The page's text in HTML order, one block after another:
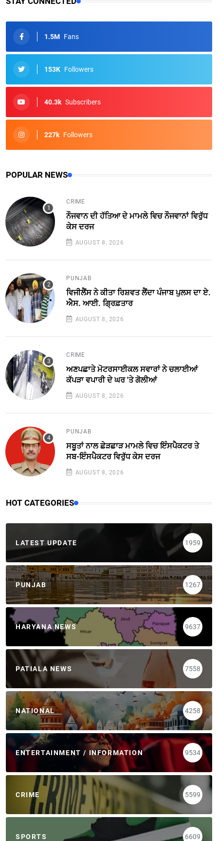
1.5M Fans
153K Followers
40.3k Subscribers
227k Followers
POPULAR NEWS
CRIME
ਨੌਜਵਾਨ ਦੀ ਹੱਤਿਆ ਦੇ ਮਾਮਲੇ ਵਿਚ ਨੌਜਵਾਨਾਂ ਵਿਰੁੱਧ
ਕੇਸ ਦਰਜ
AUGUST 8, 2026
PUNJAB
ਵਿਜੀਲੈਂਸ ਨੇ ਕੀਤਾ ਰਿਸ਼ਵਤ ਲੈਂਦਾ ਪੰਜਾਬ ਪੁਲਸ ਦਾ ਏ.
ਐਸ. ਆਈ. ਗ੍ਰਿਫ਼ਤਾਰ
AUGUST 8, 2026
CRIME
ਅਣਪਛਾਤੇ ਮੋਟਰਸਾਈਕਲ ਸਵਾਰਾਂ ਨੇ ਚਲਾਈਆਂ
ਕੱਪੜਾ ਵਪਾਰੀ ਦੇ ਘਰ 'ਤੇ ਗੋਲੀਆਂ
AUGUST 8, 2026
PUNJAB
ਸਬੂਤਾਂ ਨਾਲ ਛੇੜਛਾੜ ਮਾਮਲੇ ਵਿਚ ਇੰਸਪੈਕਟਰ ਤੇ
ਸਬ-ਇੰਸਪੈਕਟਰ ਵਿਰੁੱਧ ਕੇਸ ਦਰਜ
AUGUST 8, 2026
HOT CATEGORIES
LATEST UPDATE 1959
PUNJAB 1267
HARYANA NEWS 9637
PATIALA NEWS 7558
NATIONAL 4258
ENTERTAINMENT / INFORMATION 9534
CRIME 5599
SPORTS 6609